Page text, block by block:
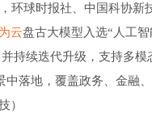
环球时报社、中国科协新
云盘古大模型入选“人工
持续迭代升级，支持多模
落地，覆盖政务、金融
）